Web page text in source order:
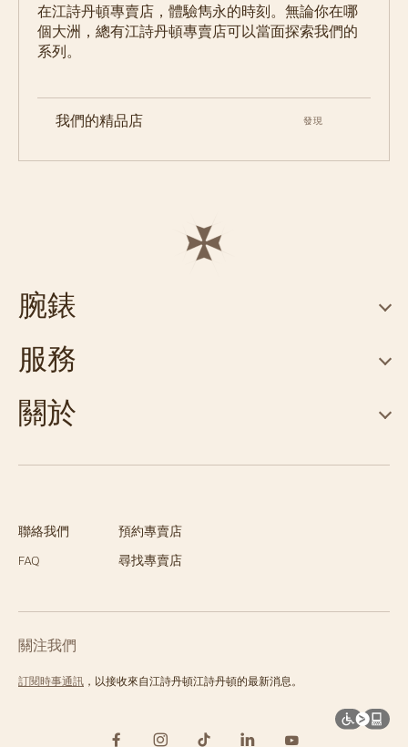
在江詩丹頓專賣店，體驗雋永的時刻。無論你在哪
個大洲，總有江詩丹頓專賣店可以當面探索我們的
系列。
我們的精品店 發現
聯絡我們
預約專賣店
FAQ
尋找專賣店
關注我們
訂閱時事通訊 ，以接收來自江詩丹頓江詩丹頓的最新消息。
腕錶
服務
關於